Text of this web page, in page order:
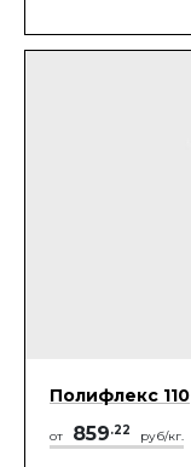
Полифлекс 110
от 859.22 руб/кг.